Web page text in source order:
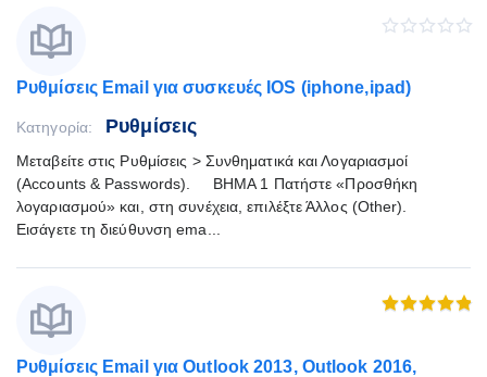
Ρυθμίσεις Email για συσκευές IOS (iphone,ipad)
Κατηγορία: Ρυθμίσεις
Μεταβείτε στις Ρυθμίσεις > Συνθηματικά και Λογαριασμοί
(Accounts & Passwords). ΒΗΜΑ 1 Πατήστε «Προσθήκη
λογαριασμού» και, στη συνέχεια, επιλέξτε Άλλος (Other).
Εισάγετε τη διεύθυνση ema...
Ρυθμίσεις Email για Outlook 2013, Outlook 2016,